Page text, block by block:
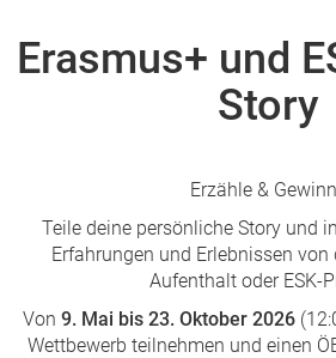
Erasmus+ und
Story
Erzähle &
Teile deine persönliche Story und
Erfahrungen und Erlebnissen
Aufenthalt oder ESK-
Von 9. Mai bis 23. Oktober 2026
Wettbewerb teilnehmen und einen